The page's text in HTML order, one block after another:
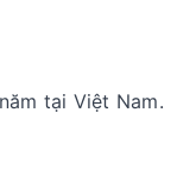
tại Việt Nam.